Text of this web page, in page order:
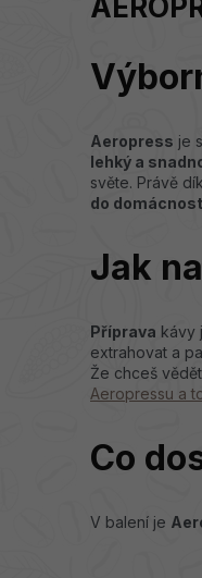
Aeropress je
lehký a
světe. Právě
do
Jak
Příprava kávy
extrahovat a
Že chceš
Aeropressu a
Co
V balení je